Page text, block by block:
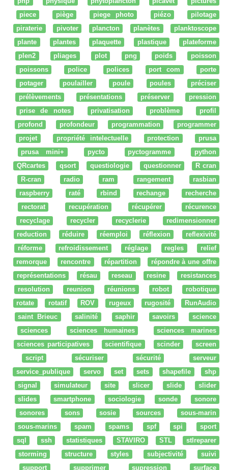
piece
piège piege photo piézo
pilotage
piraterie
pivoter plancton planètes
planktoscope
plante
plantes plaquette plastique
plateforme
plen2
pliages plot png poids
poisson
poissons
police polices port com
porte
potager
poulailler poule poules
préciser
prélèvements
présentations préserver
pression
prise de notes
privatisation problème
profil
profond
profondeur programmation
programmer
projet
propriété intelectuelle protection
prusa
prusa mini+
pycto pyctogramme
python
QRcartes
qsort questiologie questionner
R cran
R-cran
radio ram rangement
rasbian
raspberry
raté rbind rechange
recherche
rectorat
recupération récupérer
récurence
recyclage
recycler recyclerie
redimensionner
reduction
réduire réemploi réflexion
reflexivité
réforme
refroidissement réglage regles
relief
remorque
rencontre répartition
répondre à une offre
représentations
résau reseau resine
resistances
resolution
reunion réunions robot
robotique
rotate
rotatif ROV rugeux rugosité
RunAudio
saint Brieuc
salinité saphir savoirs
science
sciences
sciences humaines
sciences marines
sciences participatives
scientifique scinder
screen
script
sécuriser sécurité
serveur
service_publique
servo set sets shapefile
shp
signal
simulateur site slicer slide
slider
slides
smartphone sociologie sonde
sonore
sonores
sons sosie sources
sous-marin
sous-marins
spam spams spf spi
sport
sql
ssh statistiques STAVIRO STL
stlreparer
storming
structure styles subjectivité
suivi
support
supprimer supression
surface